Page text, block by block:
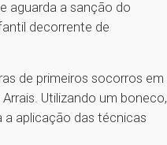
aguarda a sanção do
decorrente de
de primeiros socorros em
Utilizando um boneco,
aplicação das técnicas